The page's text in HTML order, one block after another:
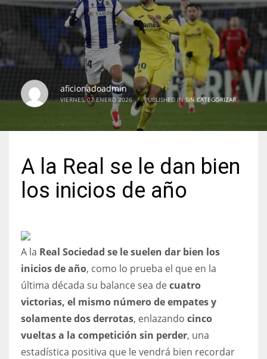
24
aficionadoadmin
VIERNES, 02 ENERO 2026 / PUBLISHED INSIN CATEGORIZAR
A la Real se le dan bien
los inicios de año
A la Real Sociedad se le suelen dar bien los
inicios de año, como lo prueba el que en la
última década su balance sea decuatro
victorias, el mismo número de empates y
solamente dos derrotas, enlazando cinco
vueltas a la competición sin perder, una
estadística positiva que le vendrá bien recordar